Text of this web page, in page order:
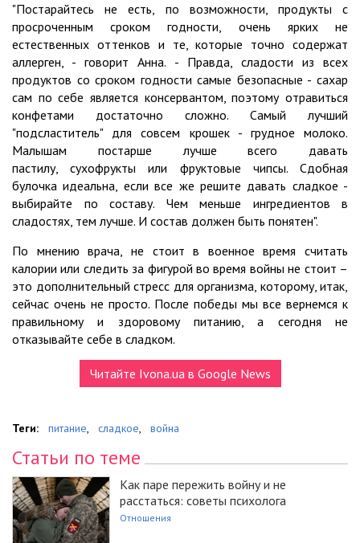
"Постарайтесь не есть, по возможности, продукты с
просроченным сроком годности, очень ярких не
естественных оттенков и те, которые точно содержат
аллерген, - говорит Анна. - Правда, сладости из всех
продуктов со сроком годности самые безопасные - сахар
сам по себе является консервантом, поэтому отравиться
конфетами достаточно сложно. Самый лучший
"подсластитель" для совсем крошек - грудное молоко.
Малышам постарше лучше всего давать
пастилу, сухофрукты или фруктовые чипсы. Сдобная
булочка идеальна, если все же решите давать сладкое -
выбирайте по составу. Чем меньше ингредиентов в
сладостях, тем лучше. И состав должен быть понятен".
По мнению врача, не стоит в военное время считать
калории или следить за фигурой во время войны не стоит –
это дополнительный стресс для организма, которому, итак,
сейчас очень не просто. После победы мы все вернемся к
правильному и здоровому питанию, а сегодня не
отказывайте себе в сладком.
Читайте Ivona.ua в Google News
Теги: питание, сладкое, война
Статьи по теме
Как паре пережить войну и не
расстаться: советы психолога
Отношения